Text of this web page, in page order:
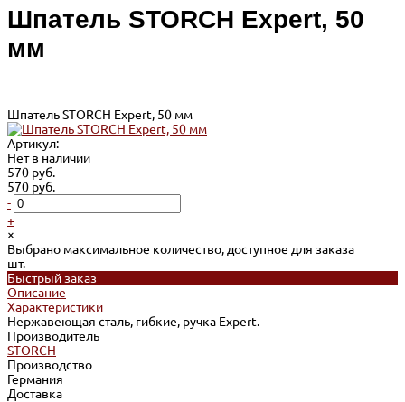
Шпатель STORCH Expert, 50
мм
Шпатель STORCH Expert, 50 мм
Артикул:
Нет в наличии
570 руб.
570 руб.
-
+
×
Выбрано максимальное количество, доступное для заказа
шт.
Быстрый заказ
Описание
Характеристики
Нержавеющая сталь, гибкие, ручка Expert.
Производитель
STORCH
Производство
Германия
Доставка